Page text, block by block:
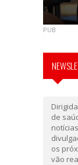
PUB
de
os
vão